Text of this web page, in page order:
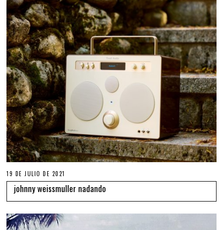
19 DE JULIO DE 2021
johnny weissmuller nadando